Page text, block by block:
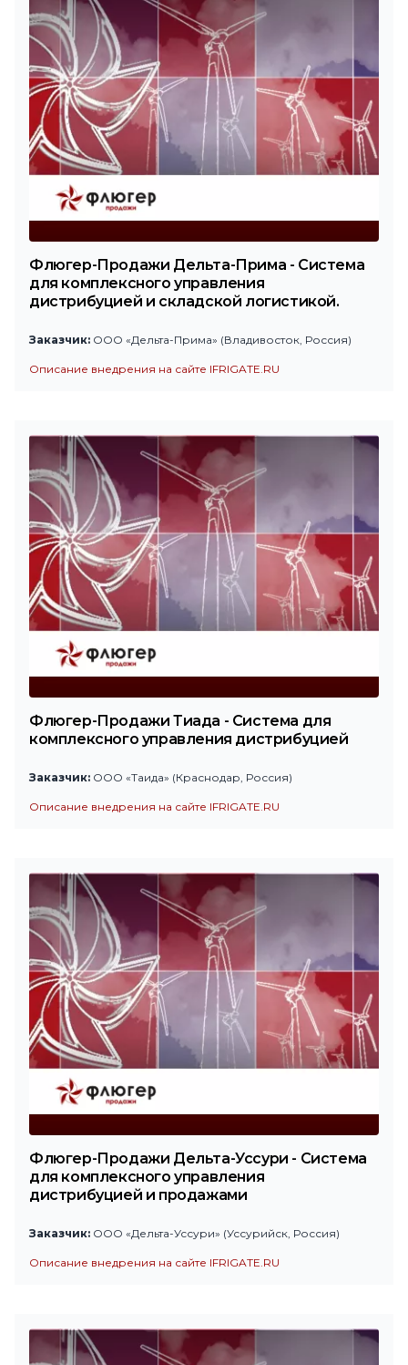
Флюгер-Продажи Дельта-Прима - Система
для комплексного управления
дистрибуцией и складской логистикой.
Заказчик: ООО «Дельта-Прима» (Владивосток, Россия)
Описание внедрения на сайте IFRIGATE.RU
Флюгер-Продажи Тиада - Система для
комплексного управления дистрибуцией
Заказчик: ООО «Таида» (Краснодар, Россия)
Описание внедрения на сайте IFRIGATE.RU
Флюгер-Продажи Дельта-Уссури - Система
для комплексного управления
дистрибуцией и продажами
Заказчик: ООО «Дельта-Уссури» (Уссурийск, Россия)
Описание внедрения на сайте IFRIGATE.RU